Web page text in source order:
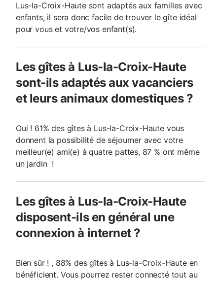
Lus-la-Croix-Haute sont adaptés aux familles avec
enfants, il sera donc facile de trouver le gîte idéal
pour vous et votre/vos enfant(s).
Les gîtes à Lus-la-Croix-Haute
sont-ils adaptés aux vacanciers
et leurs animaux domestiques ?
Oui ! 61% des gîtes à Lus-la-Croix-Haute vous
donnent la possibilité de séjourner avec votre
meilleur(e) ami(e) à quatre pattes, 87 % ont même
un jardin !
Les gîtes à Lus-la-Croix-Haute
disposent-ils en général une
connexion à internet ?
Bien sûr ! , 88% des gîtes à Lus-la-Croix-Haute en
bénéficient. Vous pourrez rester connecté tout au